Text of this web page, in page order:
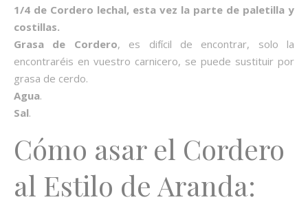
1/4 de Cordero lechal, esta vez la parte de paletilla y
costillas.
Grasa de Cordero, es difícil de encontrar, solo la
encontraréis en vuestro carnicero, se puede sustituir por
grasa de cerdo.
Agua.
Sal.
Cómo asar el Cordero
al Estilo de Aranda: